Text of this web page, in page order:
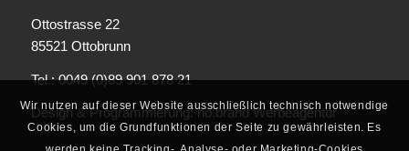
Ottostrasse 22
85521 Ottobrunn
Tel.: 0049 (0)89 901 878 21
Design & Programmierung:no.brand Werbeagentur
Wir nutzen auf dieser Website ausschließlich technisch notwendige
Cookies, um die Grundfunktionen der Seite zu gewährleisten. Es